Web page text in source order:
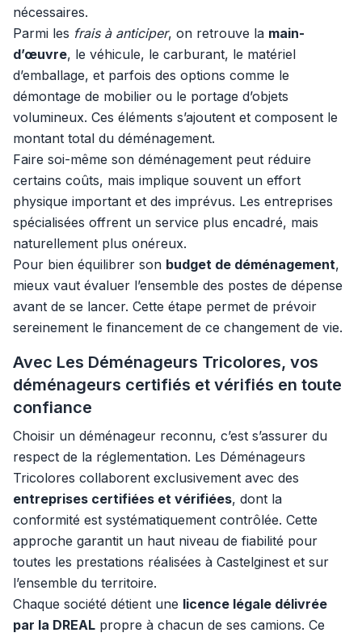
nécessaires.
Parmi les frais à anticiper, on retrouve la main-
d’œuvre, le véhicule, le carburant, le matériel
d’emballage, et parfois des options comme le
démontage de mobilier ou le portage d’objets
volumineux. Ces éléments s’ajoutent et composent le
montant total du déménagement.
Faire soi-même son déménagement peut réduire
certains coûts, mais implique souvent un effort
physique important et des imprévus. Les entreprises
spécialisées offrent un service plus encadré, mais
naturellement plus onéreux.
Pour bien équilibrer son budget de déménagement,
mieux vaut évaluer l’ensemble des postes de dépense
avant de se lancer. Cette étape permet de prévoir
sereinement le financement de ce changement de vie.
Avec Les Déménageurs Tricolores, vos
déménageurs certifiés et vérifiés en toute
confiance
Choisir un déménageur reconnu, c’est s’assurer du
respect de la réglementation. Les Déménageurs
Tricolores collaborent exclusivement avec des
entreprises certifiées et vérifiées, dont la
conformité est systématiquement contrôlée. Cette
approche garantit un haut niveau de fiabilité pour
toutes les prestations réalisées à Castelginest et sur
l’ensemble du territoire.
Chaque société détient une licence légale délivrée
par la DREAL propre à chacun de ses camions. Ce